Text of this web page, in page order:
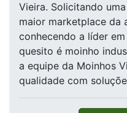
Vieira. Solicitando
maior marketplace da
conhecendo a líder
quesito é moinho
a equipe da Moinhos
qualidade com